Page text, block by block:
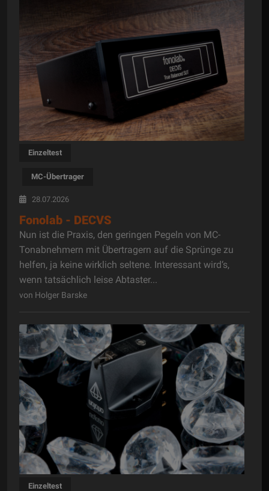
Einzeltest
MC-Übertrager
28.07.2026
Fonolab - DECVS
Nun ist die Praxis, den geringen Pegeln von MC-
Tonabnehmern mit Übertragern auf die Sprünge zu
helfen, ja keine wirklich seltene. Interessant wird‘s,
wenn tatsächlich leise Abtaster...
von Holger Barske
Einzeltest